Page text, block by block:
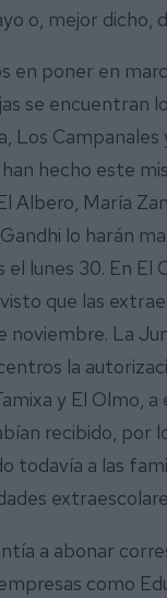
o, mejor dicho,
en poner en
se encuentran
Los Campanales
hecho este
Albero, María
lo harán
el lunes 30. En El
que las
noviembre. La
la
y El Olmo, a
recibido, por
todavía a las
a abonar
como